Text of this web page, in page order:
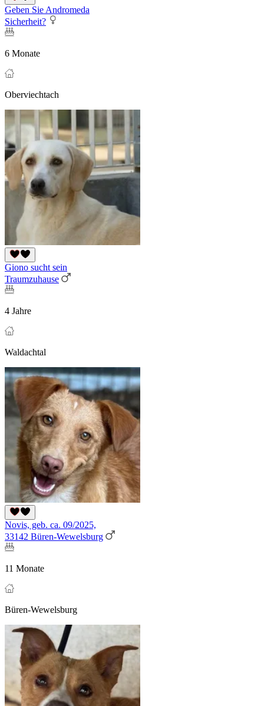
Geben Sie Andromeda
Sicherheit?
6 Monate
Oberviechtach
Giono sucht sein
Traumzuhause
4 Jahre
Waldachtal
Novis, geb. ca. 09/2025,
33142 Büren-Wewelsburg
11 Monate
Büren-Wewelsburg